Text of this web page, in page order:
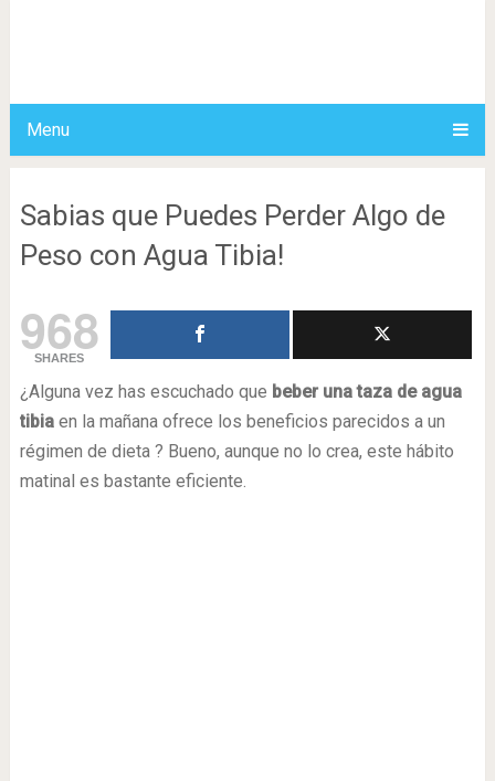
Menu
Sabias que Puedes Perder Algo de
Peso con Agua Tibia!
968
SHARES
¿Alguna vez has escuchado que beber una taza de agua
tibiaen la mañana ofrece los beneficios parecidos a un
régimen de dieta ? Bueno, aunque no lo crea, este hábito
matinal es bastante eficiente.